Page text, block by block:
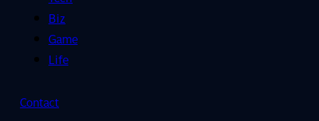
Biz
Game
Life
Contact